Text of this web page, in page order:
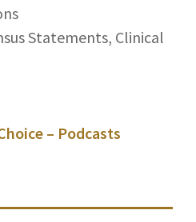
Statements, Clinical
– Podcasts